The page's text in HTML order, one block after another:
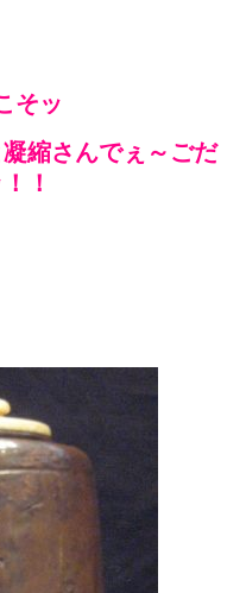
そッ
縮さんでぇ～ごだ
！